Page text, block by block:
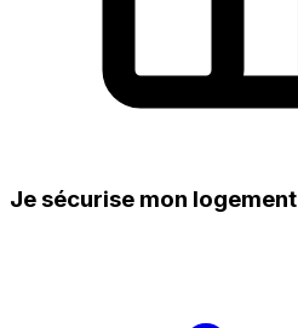
Je sécurise mon logement